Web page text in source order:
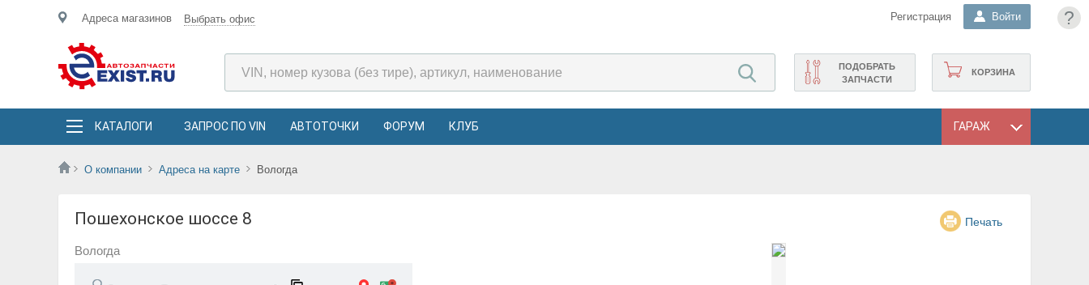
?
Адреса магазинов Выбрать офис Регистрация Войти
КОРЗИНА
ПОДОБРАТЬ
ЗАПЧАСТИ
КАТАЛОГИ ЗАПРОС ПО VIN АВТОТОЧКИ ФОРУМ КЛУБ ГАРАЖ
О компании Адреса на карте Вологда
Пошехонское шоссе 8 Печать
Вологда